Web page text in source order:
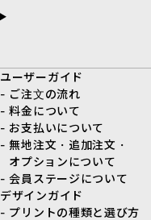
ユーザーガイド
- ご注文の流れ
- 料金について
- お支払いについて
- 無地注文・追加注文・
オプションについて
- 会員ステージについて
デザインガイド
- プリントの種類と選び方